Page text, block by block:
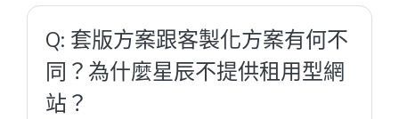
Q: 套版方案跟客製化方案有何不
同？為什麼星辰不提供租用型網
站？